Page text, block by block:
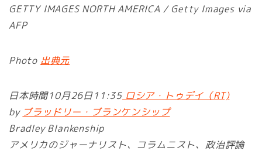
GETTY IMAGES NORTH AMERICA / Getty Images via
AFP
Photo 出典元
日本時間10月26日11:35 ロシア・トゥデイ（RT)
by ブラッドリー・ブランケンシップ
Bradley Blankenship
アメリカのジャーナリスト、コラムニスト、政治評論